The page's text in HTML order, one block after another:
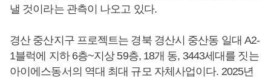
낼 것이라는 관측이 나오고 있다.
경산 중산지구 프로젝트는 경북 경산시 중산동 일대 A2-
1블럭에 지하 6층~지상 59층, 18개 동, 3443세대를 짓는
아이에스동서의 역대 최대 규모 자체사업이다. 2025년